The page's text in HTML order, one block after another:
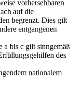
vorhersehbaren
auf die
begrenzt. Dies gilt
entgangenen
a bis c gilt sinngemäß
des
nationalem